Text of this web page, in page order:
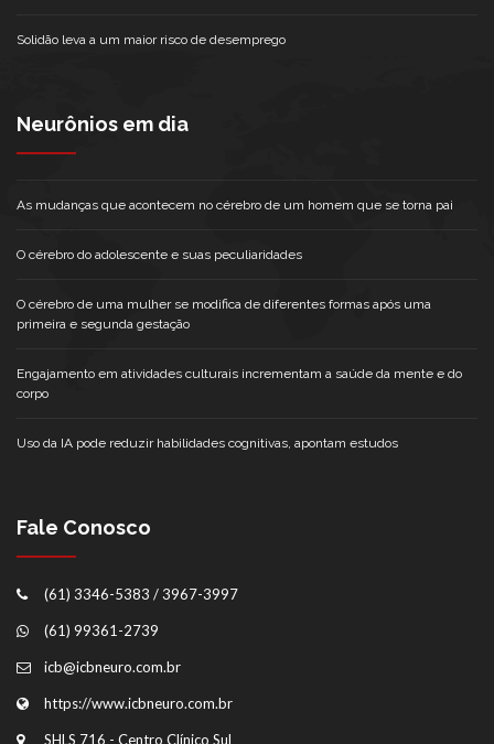
Solidão leva a um maior risco de desemprego
Neurônios em dia
As mudanças que acontecem no cérebro de um homem que se torna pai
O cérebro do adolescente e suas peculiaridades
O cérebro de uma mulher se modifica de diferentes formas após uma
primeira e segunda gestação
Engajamento em atividades culturais incrementam a saúde da mente e do
corpo
Uso da IA pode reduzir habilidades cognitivas, apontam estudos
Fale Conosco
(61) 3346-5383 / 3967-3997
(61) 99361-2739
icb@icbneuro.com.br
https://www.icbneuro.com.br
SHLS 716 - Centro Clínico Sul